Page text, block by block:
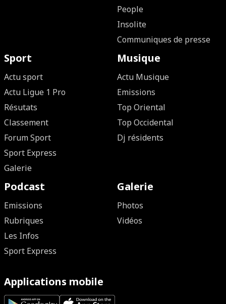
People
Insolite
Communiques de presse
Sport
Actu sport
Actu Ligue 1 Pro
Résutats
Classement
Forum Sport
Sport Express
Galerie
Musique
Actu Musique
Emissions
Top Oriental
Top Occidental
Dj résidents
Podcast
Emissions
Rubriques
Les Infos
Sport Express
Galerie
Photos
Vidéos
Applications mobile